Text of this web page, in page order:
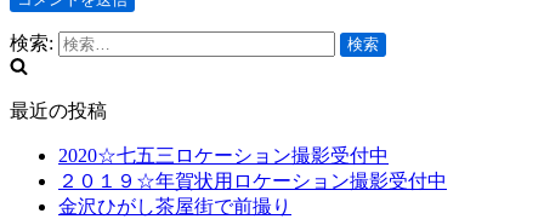
検索:
最近の投稿
2020☆七五三ロケーション撮影受付中
２０１９☆年賀状用ロケーション撮影受付中
金沢ひがし茶屋街で前撮り